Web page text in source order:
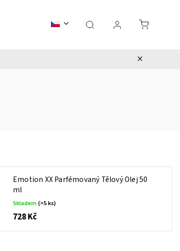
INFORMACE PRO VÁS KONTAKT
Emotion XX Parfémovaný Tělový Olej 50
ml
Skladem(>5 ks)
728 Kč